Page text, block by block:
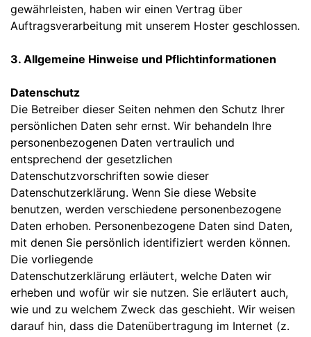
gewährleisten, haben wir einen Vertrag über
Auftragsverarbeitung mit unserem Hoster geschlossen.
3. Allgemeine Hinweise und Pflichtinformationen
Datenschutz
Die Betreiber dieser Seiten nehmen den Schutz Ihrer
persönlichen Daten sehr ernst. Wir behandeln Ihre
personenbezogenen Daten vertraulich und
entsprechend der gesetzlichen
Datenschutzvorschriften sowie dieser
Datenschutzerklärung. Wenn Sie diese Website
benutzen, werden verschiedene personenbezogene
Daten erhoben. Personenbezogene Daten sind Daten,
mit denen Sie persönlich identifiziert werden können.
Die vorliegende
Datenschutzerklärung erläutert, welche Daten wir
erheben und wofür wir sie nutzen. Sie erläutert auch,
wie und zu welchem Zweck das geschieht. Wir weisen
darauf hin, dass die Datenübertragung im Internet (z.